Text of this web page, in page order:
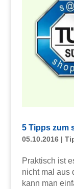
5 Tipps zum
05.10.2016|
Praktisch ist
nicht mal aus
kann man